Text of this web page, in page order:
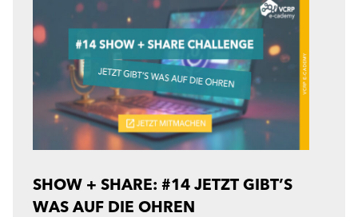
SHOW + SHARE: #14 JETZT GIBT’S
WAS AUF DIE OHREN